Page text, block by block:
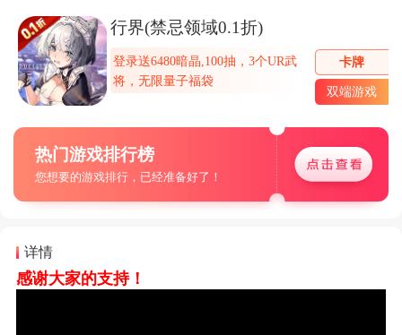
行界(禁忌领域0.1折)
登录送6480暗晶,100抽，3个UR武
将，无限量子福袋
卡牌
双端游戏
热门游戏排行榜
您想要的游戏排行，已经准备好了！
详情
感谢大家的支持！